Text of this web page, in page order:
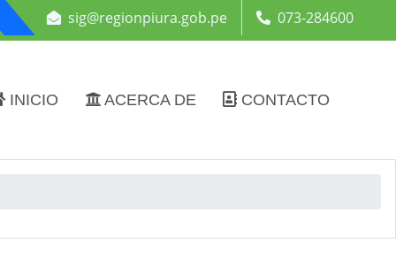
sig@regionpiura.gob.pe 073-284600
INICIO ACERCA DE CONTACTO